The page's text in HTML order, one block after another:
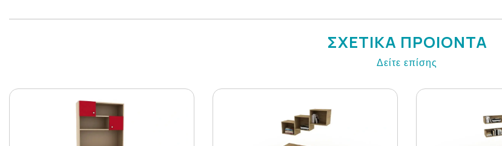
ΣΧΕΤΙΚΑ ΠΡΟΙΟΝΤΑ
Δείτε επίσης